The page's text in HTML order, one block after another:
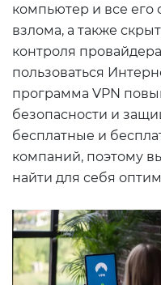
компьютер и все
взлома, а также
контроля
пользоваться
программа VPN
безопасности и
бесплатные и
компаний, поэтому
найти для себя